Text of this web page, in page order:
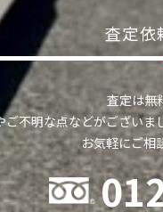
査定依
査定は無
ご不明な点などがござい
お気軽にご相